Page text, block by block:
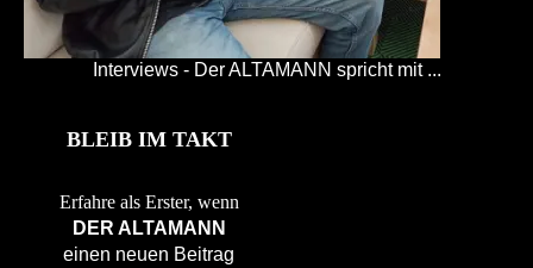
Interviews - Der ALTAMANN spricht mit ...
BLEIB IM TAKT
Erfahre als Erster, wenn
DER ALTAMANN
einen neuen Beitrag